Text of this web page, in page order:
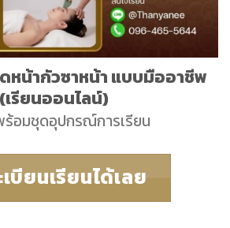
หน้ากัวซาหน้า แบบมืออาชีพ
(เรียนออนไลน์)
อมชุดอุปกรณ์การเรียน
บียนเรียนได้เลย